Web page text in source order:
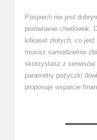
Pośpiech nie jest
porównanie chwilówek.
kilkaset złotych, co
musisz samodzielnie
skorzystasz z serwisów
parametry pożyczki
proponuje wsparcie